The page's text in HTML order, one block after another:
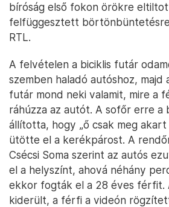
bíróság első fokon örökre
felfüggesztett
RTL.
A felvételen a biciklis futár
szemben haladó autóshoz, majd
futár mond neki valamit, mire a
ráhúzza az autót. A sofőr erre a
állította, hogy „ő csak meg
ütötte el a kerékpárost. A
Csécsi Soma szerint az autós
el a helyszínt, ahová néhány
ekkor fogták el a 28 éves férfit.
kiderült, a férfi a videón